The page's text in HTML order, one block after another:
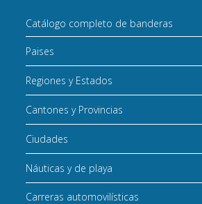
Catálogo completo de banderas
Paises
Regiones y Estados
Cantones y Provincias
Ciudades
Náuticas y de playa
Carreras automovilísticas